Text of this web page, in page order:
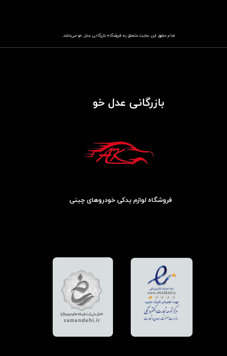
تمام حقوق این سایت متعلق به فروشگاهباز​​​​​​​رگانی عدل خو می‌باشد.
بازرگانی عدل خو
فروشگاه لوازم یدکی خودروهای چینی